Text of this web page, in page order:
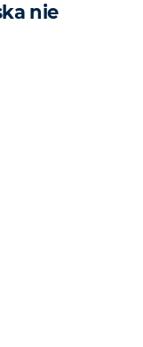
nie